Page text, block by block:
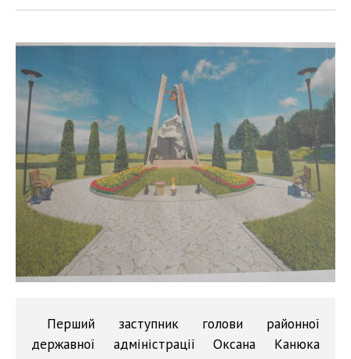
Перший заступник голови районної
державної адміністрації Оксана Канюка